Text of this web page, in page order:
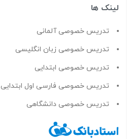
لینک ها
تدریس خصوصی آلمانی
تدریس خصوصی زبان انگلیسی
تدریس خصوصی ابتدایی
تدریس خصوصی فارسی اول ابتدایی
تدریس خصوصی دانشگاهی